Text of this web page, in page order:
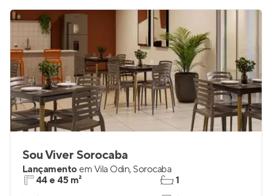
Sou Viver Sorocaba
Lançamento em Vila Odin,Sorocaba
44 e 45 m²
1